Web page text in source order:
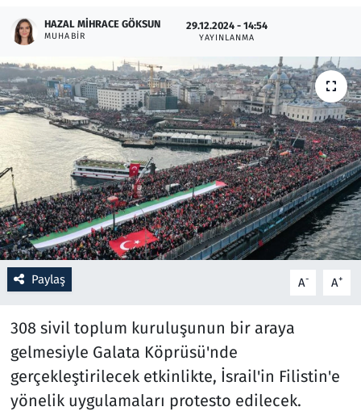
HAZAL MIHRACE GÖKSUN
MUHABIR
29.12.2024 - 14:54
YAYINLANMA
Paylaş A- A+
308 sivil toplum kuruluşunun bir araya
gelmesiyle Galata Köprüsü'nde
gerçekleştirilecek etkinlikte, İsrail'in Filistin'e
yönelik uygulamaları protesto edilecek.
Oyun
Ramazan
Resmi İlanlar
Rüya Tabirleri
Sağlık
Savunma Sanayi
Seçim 2023
Teknoloji ve Bilim
Televizyon